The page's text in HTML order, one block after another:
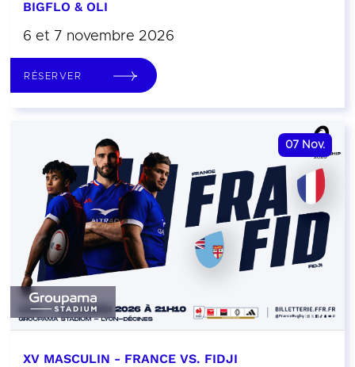
BIGFLO & OLI
6 et 7 novembre 2026
RÉSERVER
07 Nov.
XV MASCULIN - FRANCE VS. FIDJI